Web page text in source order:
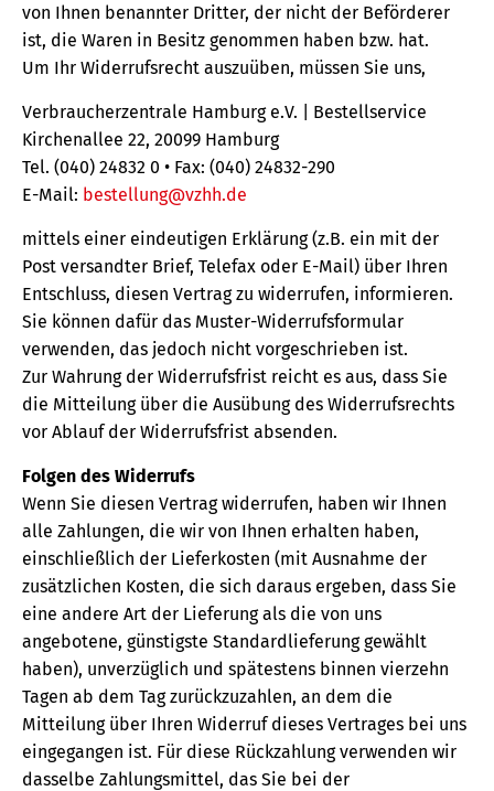
von Ihnen benannter Dritter, der nicht der Beförderer
ist, die Waren in Besitz genommen haben bzw. hat.
Um Ihr Widerrufsrecht auszuüben, müssen Sie uns,
Verbraucherzentrale Hamburg e.V. | Bestellservice
Kirchenallee 22, 20099 Hamburg
Tel. (040) 24832 0 • Fax: (040) 24832-290
E-Mail: bestellung@vzhh.de
mittels einer eindeutigen Erklärung (z.B. ein mit der
Post versandter Brief, Telefax oder E-Mail) über Ihren
Entschluss, diesen Vertrag zu widerrufen, informieren.
Sie können dafür das Muster-Widerrufsformular
verwenden, das jedoch nicht vorgeschrieben ist.
Zur Wahrung der Widerrufsfrist reicht es aus, dass Sie
die Mitteilung über die Ausübung des Widerrufsrechts
vor Ablauf der Widerrufsfrist absenden.
Folgen des Widerrufs
Wenn Sie diesen Vertrag widerrufen, haben wir Ihnen
alle Zahlungen, die wir von Ihnen erhalten haben,
einschließlich der Lieferkosten (mit Ausnahme der
zusätzlichen Kosten, die sich daraus ergeben, dass Sie
eine andere Art der Lieferung als die von uns
angebotene, günstigste Standardlieferung gewählt
haben), unverzüglich und spätestens binnen vierzehn
Tagen ab dem Tag zurückzuzahlen, an dem die
Mitteilung über Ihren Widerruf dieses Vertrages bei uns
eingegangen ist. Für diese Rückzahlung verwenden wir
dasselbe Zahlungsmittel, das Sie bei der